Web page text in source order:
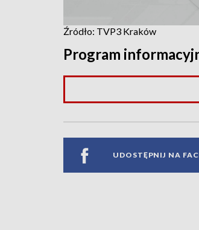
Źródło: TVP3 Kraków
Program
UDOSTĘPNIJ NA